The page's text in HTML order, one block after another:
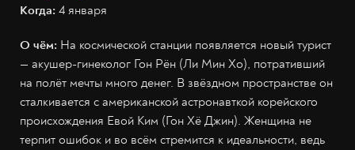
Когда: 4 января
О чём: На космической станции появляется новый турист
— акушер-гинеколог Гон Рён (Ли Мин Хо), потративший
на полёт мечты много денег. В звёздном пространстве он
сталкивается с американской астронавткой корейского
происхождения Евой Ким (Гон Хё Джин). Женщина не
терпит ошибок и во всём стремится к идеальности, ведь